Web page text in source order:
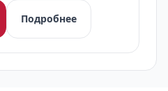
Подробнее